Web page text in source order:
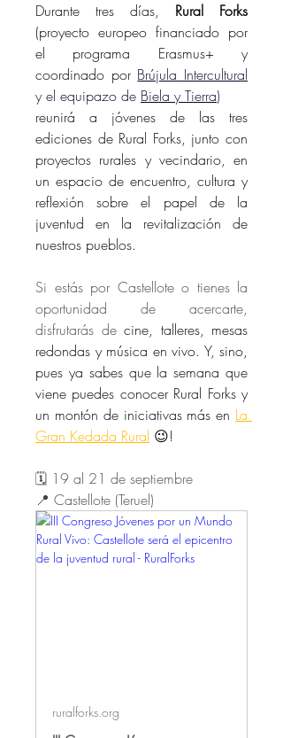
Durante tres días, Rural Forks
(proyecto europeo financiado por
el programa Erasmus+ y
coordinado por Brújula Intercultural
y el equipazo de Biela y Tierra)
reunirá a jóvenes de las tres
ediciones de Rural Forks, junto con
proyectos rurales y vecindario, en
un espacio de encuentro, cultura y
reflexión sobre el papel de la
juventud en la revitalización de
nuestros pueblos.
Si estás por Castellote o tienes la
oportunidad de acercarte,
disfrutarás de cine, talleres, mesas
redondas y música en vivo. Y, sino,
pues ya sabes que la semana que
viene puedes conocer Rural Forks y
un montón de iniciativas más en La
Gran Kedada Rural 😉!
🗓️ 19 al 21 de septiembre
📍 Castellote (Teruel)
ruralforks.org